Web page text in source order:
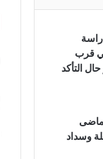
قرب
التأكد
وسداد